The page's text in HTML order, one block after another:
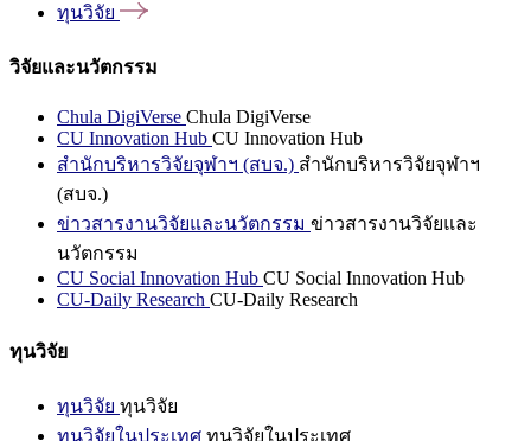
ทุนวิจัย
วิจัยและนวัตกรรม
Chula DigiVerse Chula DigiVerse
CU Innovation Hub CU Innovation Hub
สำนักบริหารวิจัยจุฬาฯ (สบจ.) สำนักบริหารวิจัยจุฬาฯ
(สบจ.)
ข่าวสารงานวิจัยและนวัตกรรม ข่าวสารงานวิจัยและ
นวัตกรรม
CU Social Innovation Hub CU Social Innovation Hub
CU-Daily Research CU-Daily Research
ทุนวิจัย
ทุนวิจัย ทุนวิจัย
ทุนวิจัยในประเทศ ทุนวิจัยในประเทศ